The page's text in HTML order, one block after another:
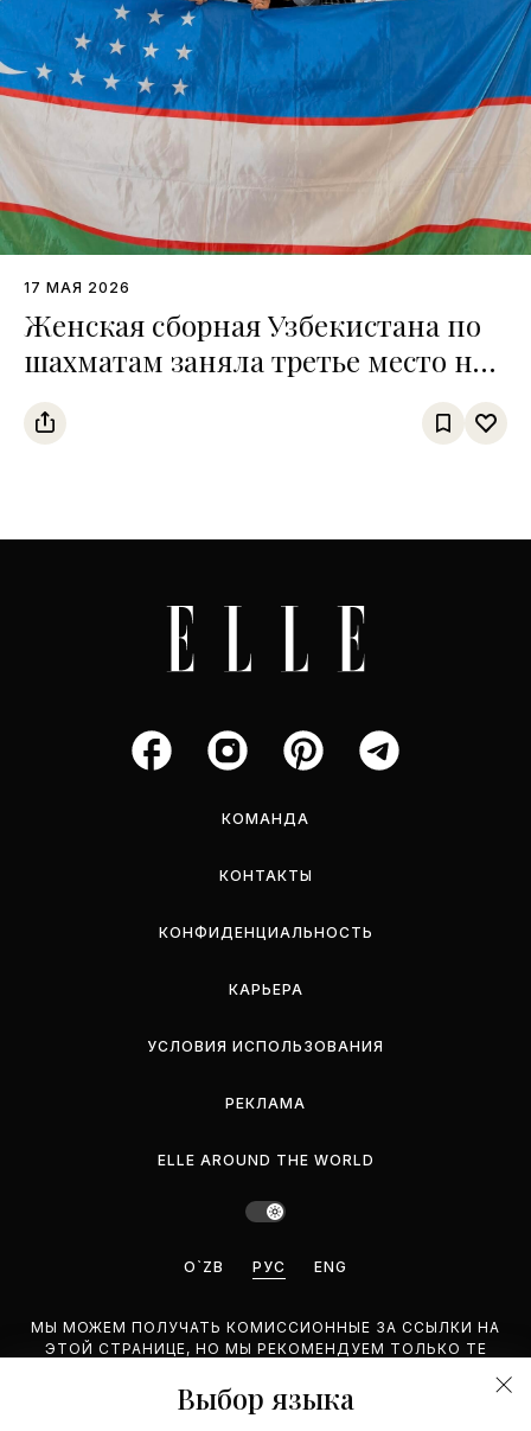
17 МАЯ 2026
Женская сборная Узбекистана по
шахматам заняла третье место на
чемпионате среди тюркских
государств
КОМАНДА
КОНТАКТЫ
КОНФИДЕНЦИАЛЬНОСТЬ
КАРЬЕРА
УСЛОВИЯ ИСПОЛЬЗОВАНИЯ
РЕКЛАМА
ELLE AROUND THE WORLD
O`ZB РУС ENG
МЫ МОЖЕМ ПОЛУЧАТЬ КОМИССИОННЫЕ ЗА ССЫЛКИ НА
ЭТОЙ СТРАНИЦЕ, НО МЫ РЕКОМЕНДУЕМ ТОЛЬКО ТЕ
©2026 GEMINA PUBLISHING LLC. BCE ПРАВА ЗАЩИЩЕНЫ.
Выбор языка